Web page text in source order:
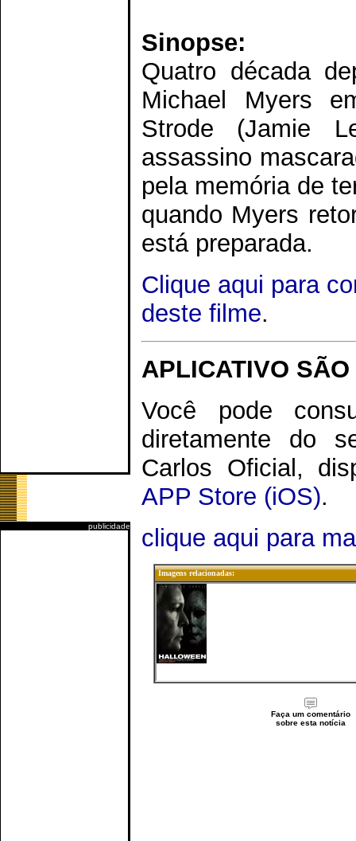
publicidade
Sinopse:
Quatro década
Michael Myers
Strode (Jamie
assassino
pela memória de
quando Myers
está preparada.
Clique aqui para
deste filme.
APLICATIVO
Você pode
diretamente do
Carlos Oficial,
APP Store (iOS).
clique aqui para
Imagens relacionadas:
Faça um comentário
sobre esta notícia